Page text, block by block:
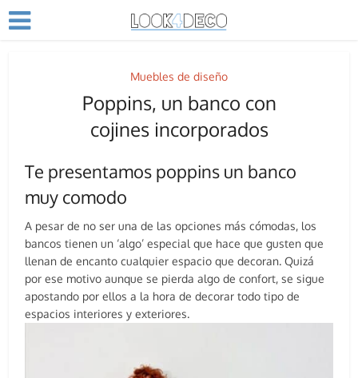
Muebles de diseño
Poppins, un banco con
cojines incorporados
Te presentamos poppins un banco
muy comodo
A pesar de no ser una de las opciones más cómodas, los
bancos tienen un ‘algo’ especial que hace que gusten que
llenan de encanto cualquier espacio que decoran. Quizá
por ese motivo aunque se pierda algo de confort, se sigue
apostando por ellos a la hora de decorar todo tipo de
espacios interiores y exteriores.